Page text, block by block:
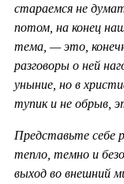
стараемся не
потом, на конец
тема, — это,
разговоры о ней
уныние, но в
тупик и не обрыв,
Представьте себе
тепло, темно и
выход во внешний